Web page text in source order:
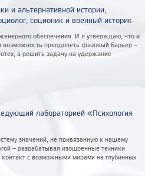
и альтернативной истории,
соционик и военный историк
обеспечения. И я утверждаю, что и
возможность преодолеть фазовый барьер –
а решить задачу на удержание
лабораторией «Психология
значений, не привязанную к нашему
– разрабатывая изощренные техники
с возможными мирами на глубинных